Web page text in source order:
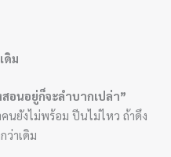
ดิม
สอนอยู่ก็จะลำบากเปล่า”
นยังไม่พร้อม ปีนไม่ไหว ถ้าดึง
ว่าเดิม